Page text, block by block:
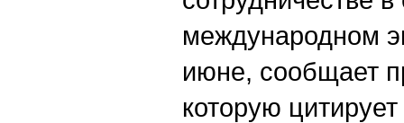
международном
июне, сообщает
которую